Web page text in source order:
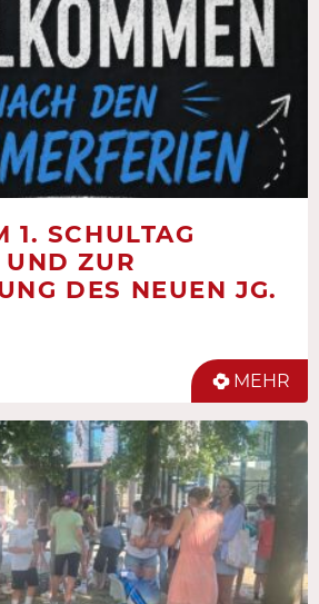
1. SCHULTAG
ZUR
DES NEUEN JG.
MEHR